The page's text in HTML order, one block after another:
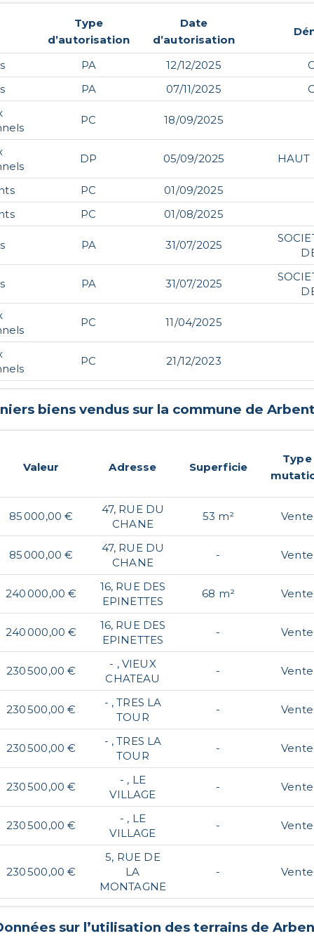
Type
d’autorisation
Date
d’autorisation
PA 12/12/2025
PA 07/11/2025
PC 18/09/2025
DP 05/09/2025 HAUT
PC
01/09/2025
PC 01/08/2025
PA 31/07/2025
PA 31/07/2025
PC 11/04/2025
PC 21/12/2023
biens vendus sur la commune de
Valeur Adresse Superficie
Type
85 000,00 €
47, RUE DU
CHANE
53 m² Vente
85 000,00 €
47, RUE DU
CHANE
- Vente
240 000,00 €
16, RUE DES
EPINETTES
68 m² Vente
240 000,00 €
16, RUE DES
EPINETTES
- Vente
230 500,00 €
- , VIEUX
CHATEAU
- Vente
230 500,00 €
- , TRES LA
TOUR
- Vente
230 500,00 €
- , TRES LA
TOUR
- Vente
230 500,00 €
- , LE
VILLAGE
- Vente
230 500,00 €
- , LE
VILLAGE
- Vente
230 500,00 €
5, RUE DE
LA
MONTAGNE
- Vente
sur l’utilisation des terrains de